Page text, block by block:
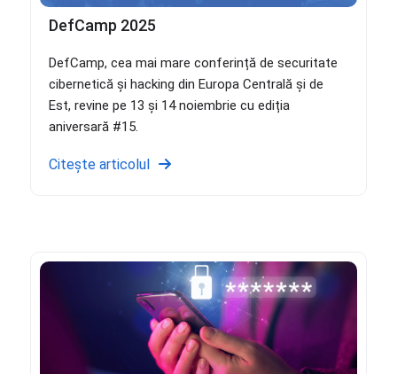
DefCamp 2025
DefCamp, cea mai mare conferință de securitate
cibernetică și hacking din Europa Centrală și de
Est, revine pe 13 și 14 noiembrie cu ediția
aniversară #15.
Citește articolul